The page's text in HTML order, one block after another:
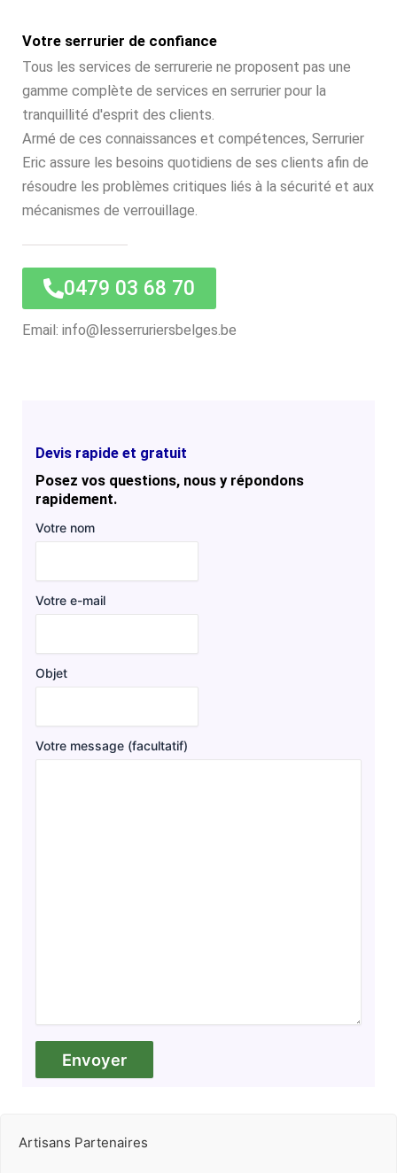
Votre serrurier de confiance
Tous les services de serrurerie ne proposent pas une
gamme complète de services en serrurier pour la
tranquillité d'esprit des clients.
Armé de ces connaissances et compétences, Serrurier
Eric assure les besoins quotidiens de ses clients afin de
résoudre les problèmes critiques liés à la sécurité et aux
mécanismes de verrouillage.
0479 03 68 70
Email: info@lesserruriersbelges.be
Devis rapide et gratuit
Posez vos questions, nous y répondons
rapidement.
Votre nom
Votre e-mail
Objet
Votre message (facultatif)
Artisans Partenaires